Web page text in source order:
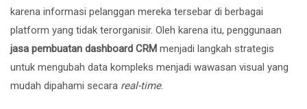
karena informasi pelanggan mereka tersebar di berbagai
platform yang tidak terorganisir. Oleh karena itu, penggunaan
jasa pembuatan dashboard CRM menjadi langkah strategis
untuk mengubah data kompleks menjadi wawasan visual yang
mudah dipahami secara real-time.